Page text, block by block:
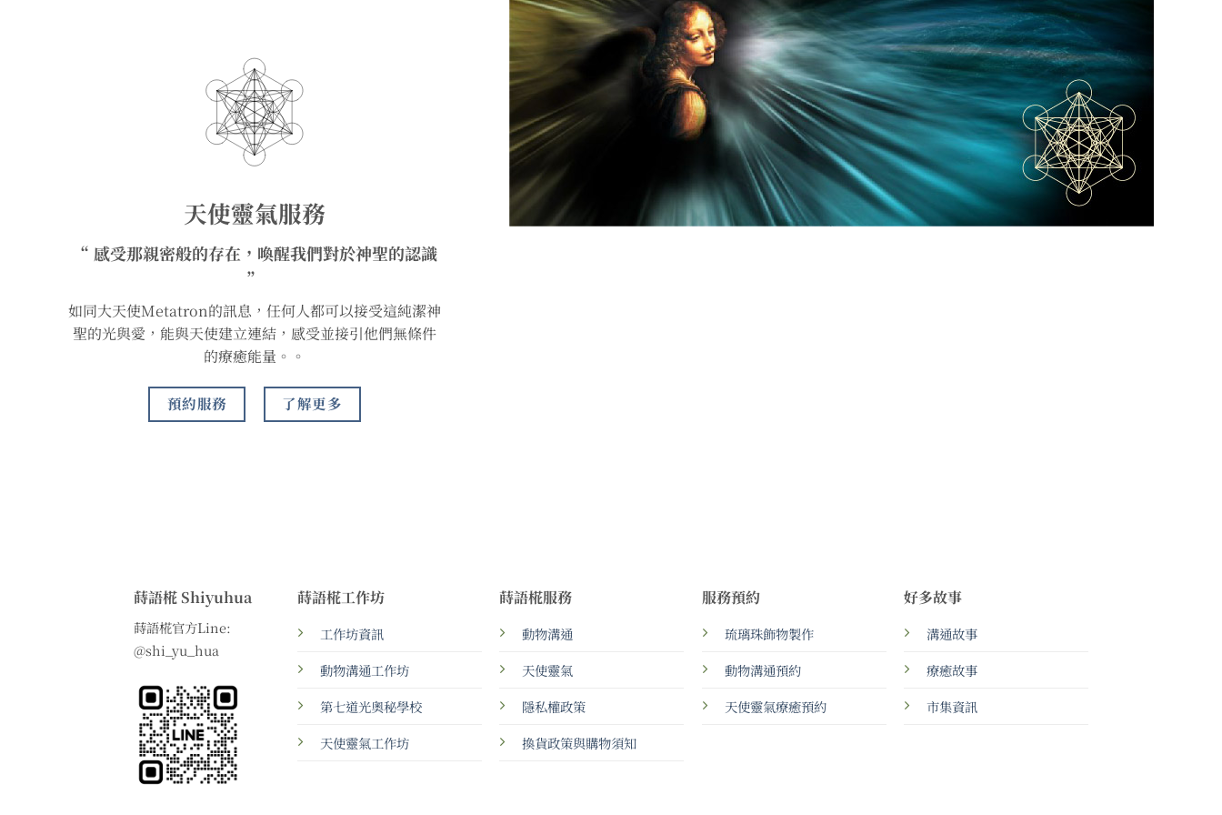
天使靈氣服務
“ 感受那親密般的存在，喚醒我們對於神聖的認識
”
如同大天使Metatron的訊息，任何人都可以接受這純潔神
聖的光與愛，能與天使建立連結，感受並接引他們無條件
的療癒能量。。
預約服務 了解更多
蒔語椛 Shiyuhua
蒔語椛官方Line:
@shi_yu_hua
蒔語椛工作坊
工作坊資訊
動物溝通工作坊
第七道光奧秘學校
天使靈氣工作坊
蒔語椛服務
動物溝通
天使靈氣
隱私權政策
換貨政策與購物須知
服務預約
琉璃珠飾物製作
動物溝通預約
天使靈氣療癒預約
好多故事
溝通故事
療癒故事
市集資訊